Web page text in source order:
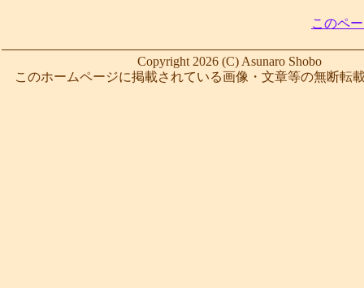
このペ
Copyright 2026 (C) Asunaro Shobo
このホームページに掲載されている画像・文章等の無断転